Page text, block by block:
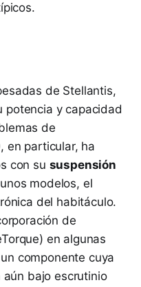
de Stellantis,
potencia y capacidad
de
, en particular, ha
con su suspensión
modelos, el
del habitáculo.
de
en algunas
componente cuya
bajo escrutinio